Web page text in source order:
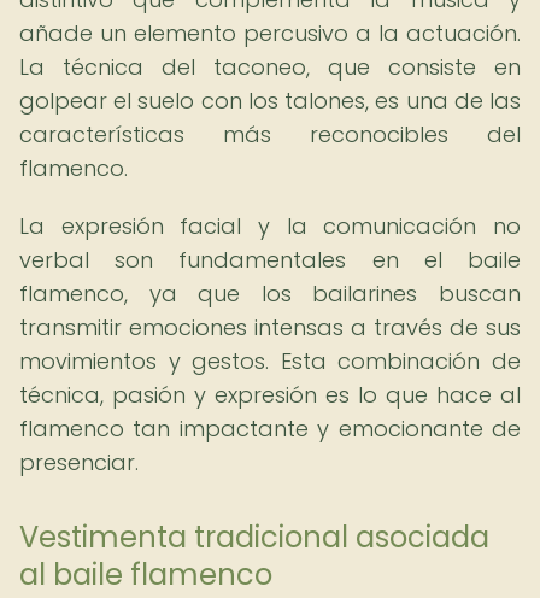
añade un elemento percusivo a la actuación.
La técnica del taconeo, que consiste en
golpear el suelo con los talones, es una de las
características más reconocibles del
flamenco.
La expresión facial y la comunicación no
verbal son fundamentales en el baile
flamenco, ya que los bailarines buscan
transmitir emociones intensas a través de sus
movimientos y gestos. Esta combinación de
técnica, pasión y expresión es lo que hace al
flamenco tan impactante y emocionante de
presenciar.
Vestimenta tradicional asociada
al baile flamenco